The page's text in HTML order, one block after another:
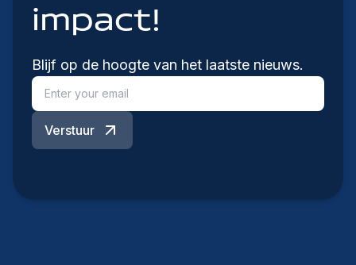
impact!
Blijf op de hoogte van het laatste nieuws.
Verstuur